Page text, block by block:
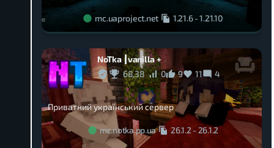
mc.uaproject.net 1.21.6-1.21.10
NoTka ┃vanilla +
68,38
0 9 11 4
Приватний український сервер
mc.notka.pp.ua 26.1.2 - 26.1.2